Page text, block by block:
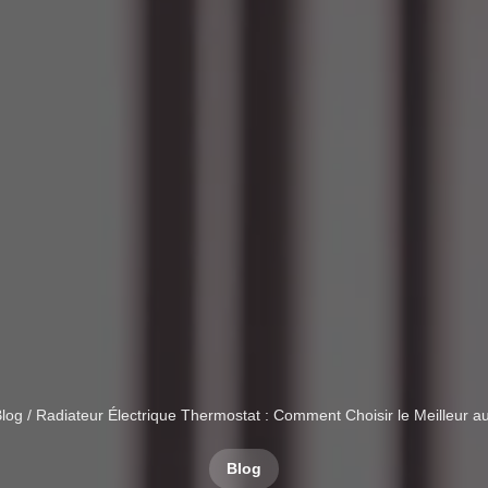
/ Radiateur Électrique Thermostat : Comment Choisir le Meilleur
Blog